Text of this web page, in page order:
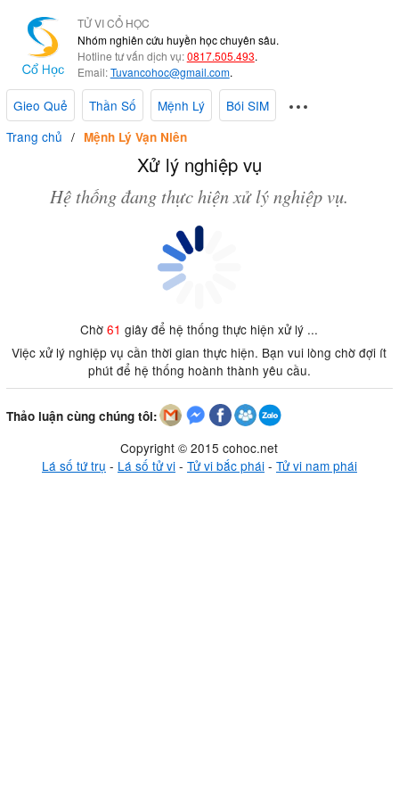
TỬ VI CỔ HỌC
Nhóm nghiên cứu huyền học chuyên sâu.
Hotline tư vấn dịch vụ:0817.505.493.
Email:Tuvancohoc@gmail.com.
Gieo Quẻ Thần Số Mệnh Lý
Bói SIM
Trang chủ
Mệnh Lý Vạn Niên
Xử lý nghiệp vụ
Hệ thống đang thực hiện xử lý nghiệp vụ.
Chờ61 giây để hệ thống thực hiện xử lý ...
Việc xử lý nghiệp vụ cần thời gian thực hiện. Bạn vui lòng chờ đợi ít
phút để hệ thống hoành thành yêu cầu.
Thảo luận cùng chúng tôi:
Copyright © 2015 cohoc.net
Lá số tứ trụ - Lá số tử vi- Tử vi bắc phái- Tử vi nam phái